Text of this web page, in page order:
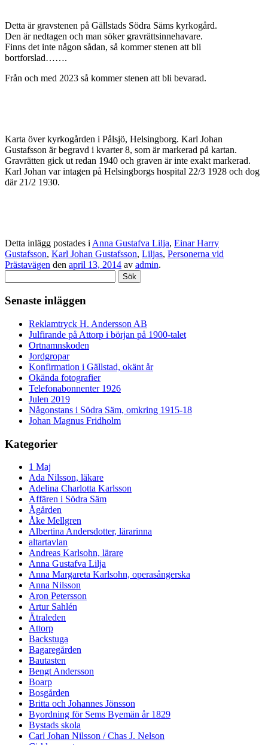
Detta är gravstenen på Gällstads Södra Säms kyrkogård.
Den är nedtagen och man söker gravrättsinnehavare.
Finns det inte någon sådan, så kommer stenen att bli
bortforslad…….
Från och med 2023 så kommer stenen att bli bevarad.
Karta över kyrkogården i Pålsjö, Helsingborg. Karl Johan
Gustafsson är begravd i kvarter 8, som är markerad på kartan.
Gravrätten gick ut redan 1940 och graven är inte exakt markerad.
Karl Johan var intagen på Helsingborgs hospital 22/3 1928 och dog
där 21/2 1930.
Detta inlägg postades iAnna Gustafva Lilja, Einar Harry
Gustafsson, Karl Johan Gustafsson, Liljas, Personerna vid
Prästavägen den april 13, 2014 av admin.
efter:
Senaste inläggen
Reklamtryck H. Andersson AB
Julfirande på Attorp i början på 1900-talet
Ortnamnskoden
Jordgropar
Konfirmation i Gällstad, okänt år
Okända fotografier
Telefonabonnenter 1926
Julen 2019
Någonstans i Södra Säm, omkring 1915-18
Johan Magnus Fridholm
Kategorier
1 Maj
Ada Nilsson, läkare
Adelina Charlotta Karlsson
Affären i Södra Säm
Ågården
Åke Mellgren
Albertina Andersdotter, lärarinna
altartavlan
Andreas Karlsohn, lärare
Anna Gustafva Lilja
Anna Margareta Karlsohn, operasångerska
Anna Nilsson
Aron Petersson
Artur Sahlén
Ätraleden
Attorp
Backstuga
Bagaregården
Bautasten
Bengt Andersson
Boarp
Bosgården
Britta och Johannes Jönsson
Byordning för Sems Byemän år 1829
Bystads skola
Carl Johan Nilsson / Chas J. Nelson